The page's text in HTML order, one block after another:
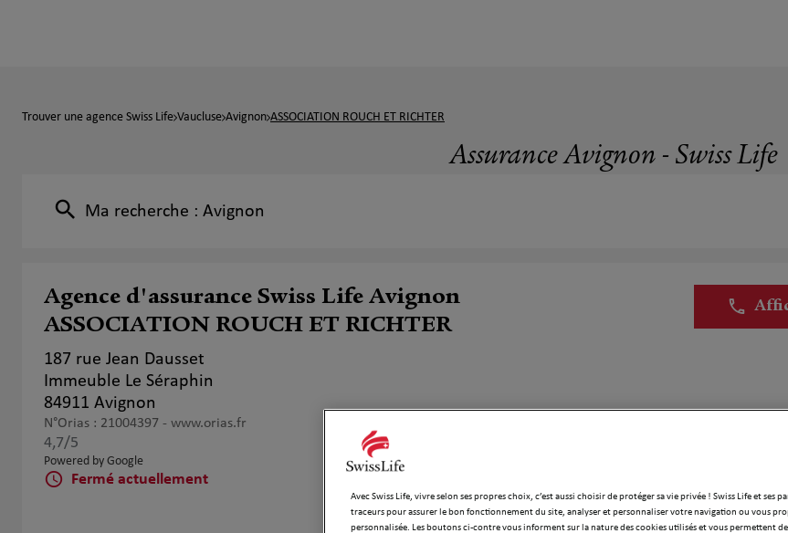
Trouver une agence Swiss Life Vaucluse Avignon ASSOCIATION ROUCH ET RICHTER
Assurance Avignon - Swiss Life
Ma recherche : Avignon
Agence d'assurance Swiss Life Avignon
ASSOCIATION ROUCH ET RICHTER
187 rue Jean Dausset
Immeuble Le Séraphin
84911 Avignon
N°Orias : 21004397 - www.orias.fr
4,7/5
Powered by Google
Fermé actuellement
Avec Swiss Life, vivre selon ses propres choix, c’est aussi choisir de protéger sa vie privée ! Swiss Life et ses
traceurs pour assurer le bon fonctionnement du site, analyser et personnaliser votre navigation ou vous
personnalisée. Les boutons ci-contre vous informent sur la nature des cookies utilisés et vous permettent